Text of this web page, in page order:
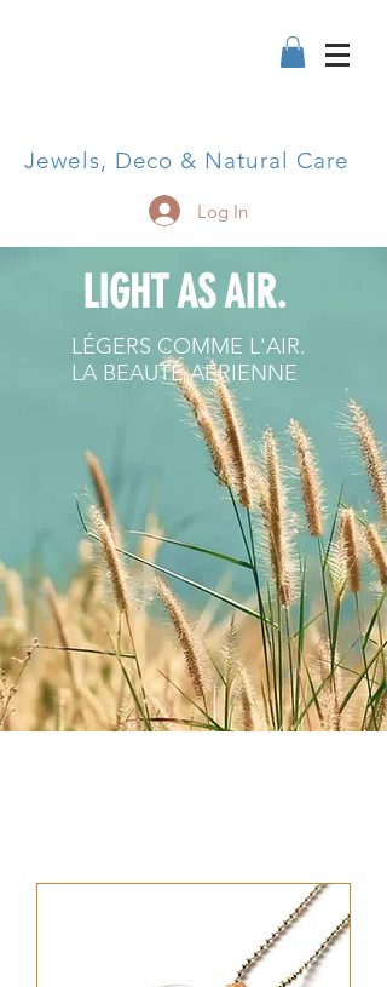
Jewels, Deco & Natural Care
Log In
LIGHT AS AIR.
LÉGERS COMME L'AIR.
LA BEAUTÉ AÉRIENNE